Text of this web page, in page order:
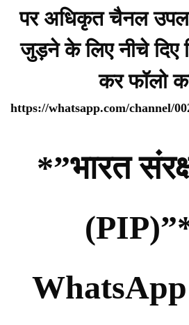
पर अधिकृत चैनल
जुड़ने के लिए नीचे दिए
कर फॉलो
https://whatsapp.com/channel/
*”भारत